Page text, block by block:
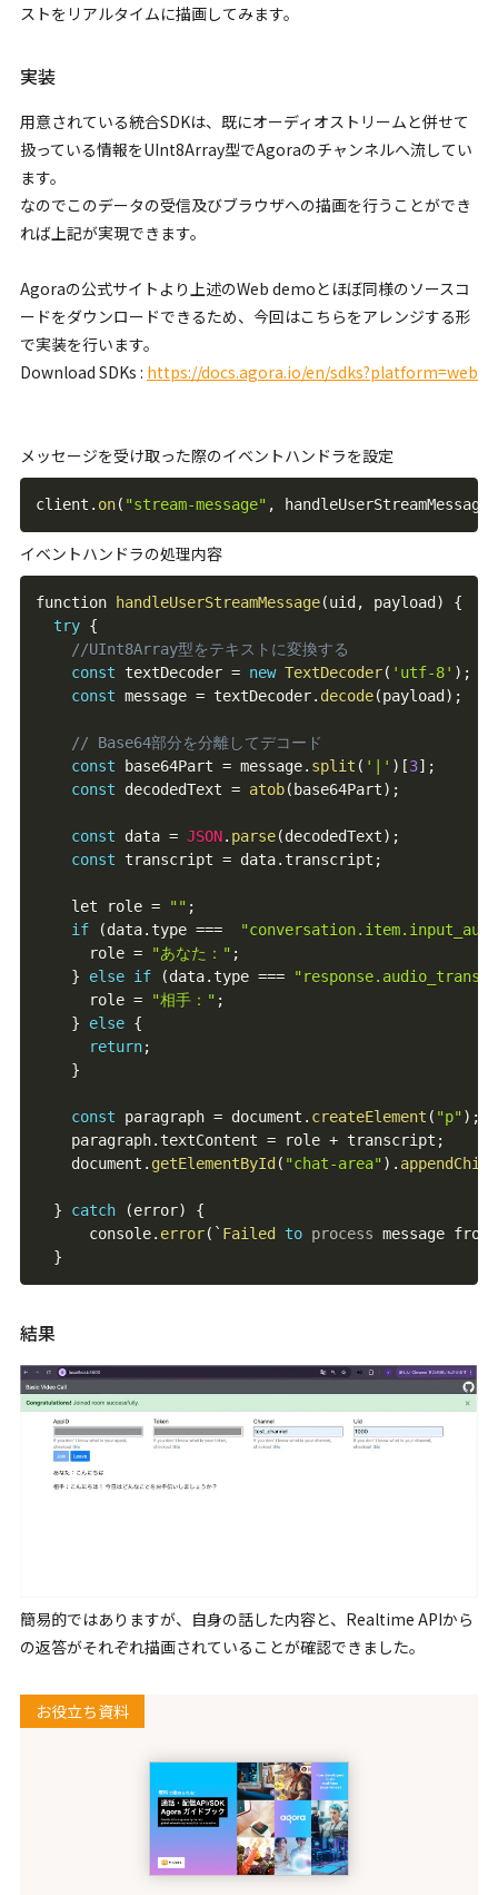
ストをリアルタイムに描画してみます。
実装
用意されている統合SDKは、既にオーディオストリームと併せて
扱っている情報をUInt8Array型でAgoraのチャンネルへ流してい
ます。
なのでこのデータの受信及びブラウザへの描画を行うことができ
れば上記が実現できます。
Agoraの公式サイトより上述のWeb demoとほぼ同様のソースコ
ードをダウンロードできるため、今回はこちらをアレンジする形
で実装を行います。
Download SDKs : https://docs.agora.io/en/sdks?platform=web
メッセージを受け取った際のイベントハンドラを設定
client . on( "stream-message" , handleUserStreamMessage
イベントハンドラの処理内容
function handleUserStreamMessage(uid , payload )
{
try {
//UInt8Array型をテキストに変換する
const textDecoder = new TextDecoder( 'utf-8' ) ;
const message = textDecoder. decode(payload ) ;
// Base64部分を分離してデコード
const base64Part = message. split ( '|' ) [3] ;
const decodedText = atob( base64Part) ;
const data = JSON. parse(decodedText) ;
const transcript = data.transcript ;
    let role
= "" ;
if
(data.type ===
      role
= "あなた：" ;
}
else if (data.type ===
      role
= "相手：" ;
}
else {
return;
}
const paragraph = document . createElement ( "p") ;
    paragraph
.textContent = role + transcript ;
    document
. getElementById ( "chat-area") . appendChild
} catch (error)
{
      console
. error( ` Failed to process message from
}
結果
簡易的ではありますが、自身の話した内容と、Realtime APIから
の返答がそれぞれ描画されていることが確認できました。
お役立ち資料